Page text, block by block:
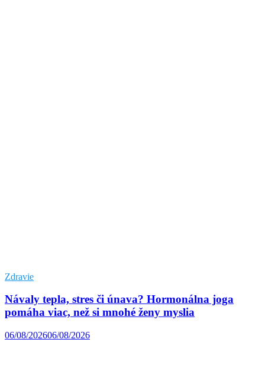
Zdravie
Návaly tepla, stres či únava? Hormonálna joga
pomáha viac, než si mnohé ženy myslia
06/08/202606/08/2026